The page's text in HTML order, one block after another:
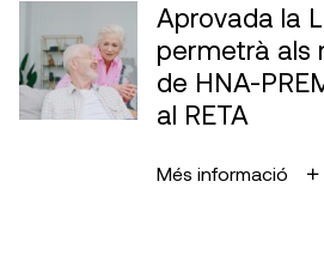
Aprovada la
permetrà als
de HNA-
al RETA
Més informació